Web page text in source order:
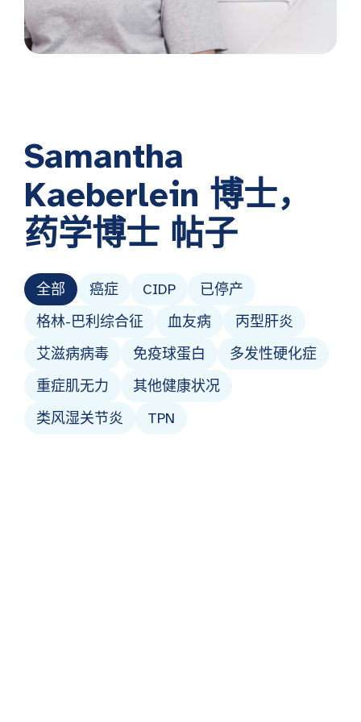
Samantha
Kaeberlein 博士，
药学博士 帖子
全部 癌症 CIDP
已停产
格林-巴利综合征
血友病
丙型肝炎
艾滋病病毒
免疫球蛋白
多发性硬化症
重症肌无力
其他健康状况
类风湿关节炎
TPN